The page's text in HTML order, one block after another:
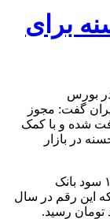
برای
گفت: مجوز
شده و با کمک
در بازار
سید سعید شمسی‌نژاد اظهار کرد: در سال ۱۳۹۹ سود بانک
تومان بود که این رقم در سال